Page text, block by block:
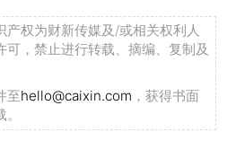
产权为财新传媒及/或相关权利人
可，禁止进行转载、摘编、复制及
至hello@caixin.com ，获得书面